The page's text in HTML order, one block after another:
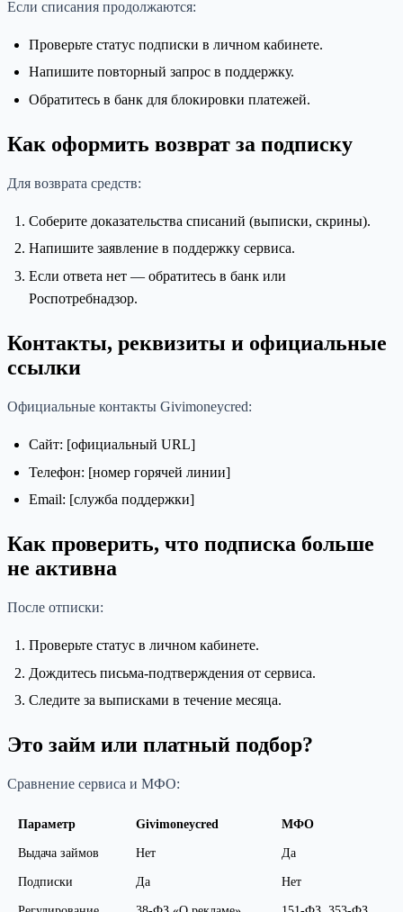
Если списания продолжаются:
Проверьте статус подписки в личном кабинете.
Напишите повторный запрос в поддержку.
Обратитесь в банк для блокировки платежей.
Как оформить возврат за подписку
Для возврата средств:
Соберите доказательства списаний (выписки, скрины).
Напишите заявление в поддержку сервиса.
Если ответа нет — обратитесь в банк или
Роспотребнадзор.
Контакты, реквизиты и официальные
ссылки
Официальные контакты Givimoneycred:
Сайт: [официальный URL]
Телефон: [номер горячей линии]
Email: [служба поддержки]
Как проверить, что подписка больше
не активна
После отписки:
Проверьте статус в личном кабинете.
Дождитесь письма-подтверждения от сервиса.
Следите за выписками в течение месяца.
Это займ или платный подбор?
Сравнение сервиса и МФО:
Параметр Givimoneycred МФО
Выдача займов Нет Да
Подписки Да Нет